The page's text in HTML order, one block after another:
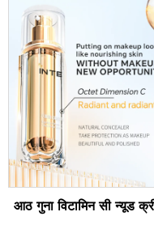
आठ गुना विटामिन सी न्यूड